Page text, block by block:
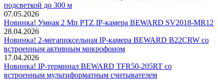
подсветкой до 300 м
07.05.2026
Новинка! Умная 2 Мп PTZ IP-камера BEWARD SV2018-MR12
28.04.2026
Новинка! 2-мегапиксельная IP-камера BEWARD B22CRW со
встроенным активным микрофоном
17.04.2026
Новинка! IP-терминал BEWARD TFR50-205RT со
встроенным мультиформатным считывателем